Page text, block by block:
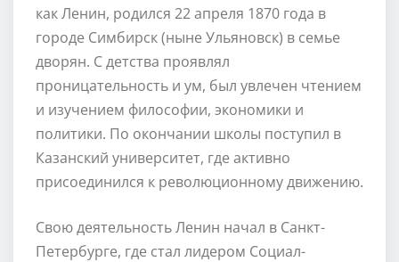
как Ленин, родился 22 апреля 1870 года в
городе Симбирск (ныне Ульяновск) в семье
дворян. С детства проявлял
проницательность и ум, был увлечен чтением
и изучением философии, экономики и
политики. По окончании школы поступил в
Казанский университет, где активно
присоединился к революционному движению.
Свою деятельность Ленин начал в Санкт-
Петербурге, где стал лидером Социал-